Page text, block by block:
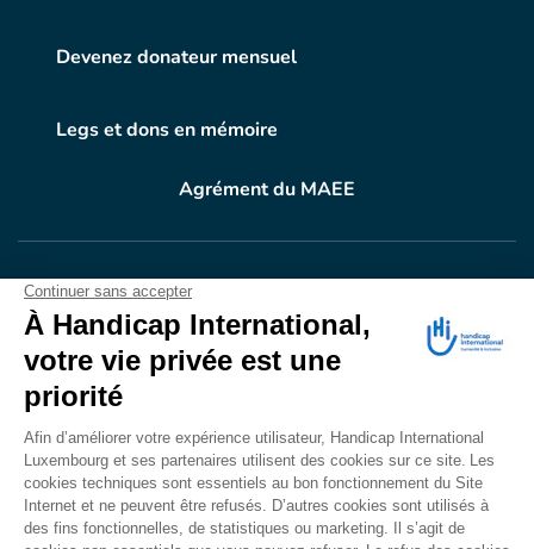
Devenez donateur mensuel
Legs et dons en mémoire
Agrément du MAEE
VOTRE DONEN ACTION
Grâce à vous, en 2024, 604.716 personnes ont
bénéficié d’appareillage et d’activités de réadaptation.
Merci pour votre générosité.
Lire notre rapport annuel